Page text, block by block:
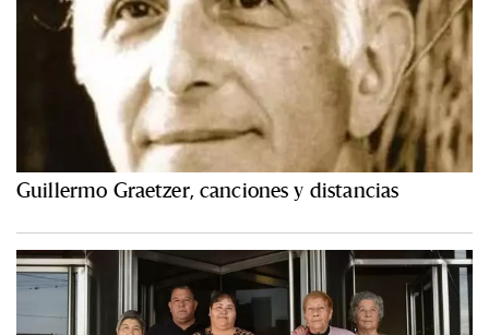
Guillermo Graetzer, canciones y distancias